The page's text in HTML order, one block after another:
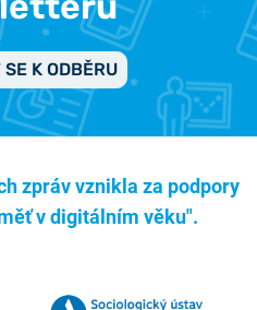
K ODBĚRU
zpráv vznikla za podpory
v digitálním věku".